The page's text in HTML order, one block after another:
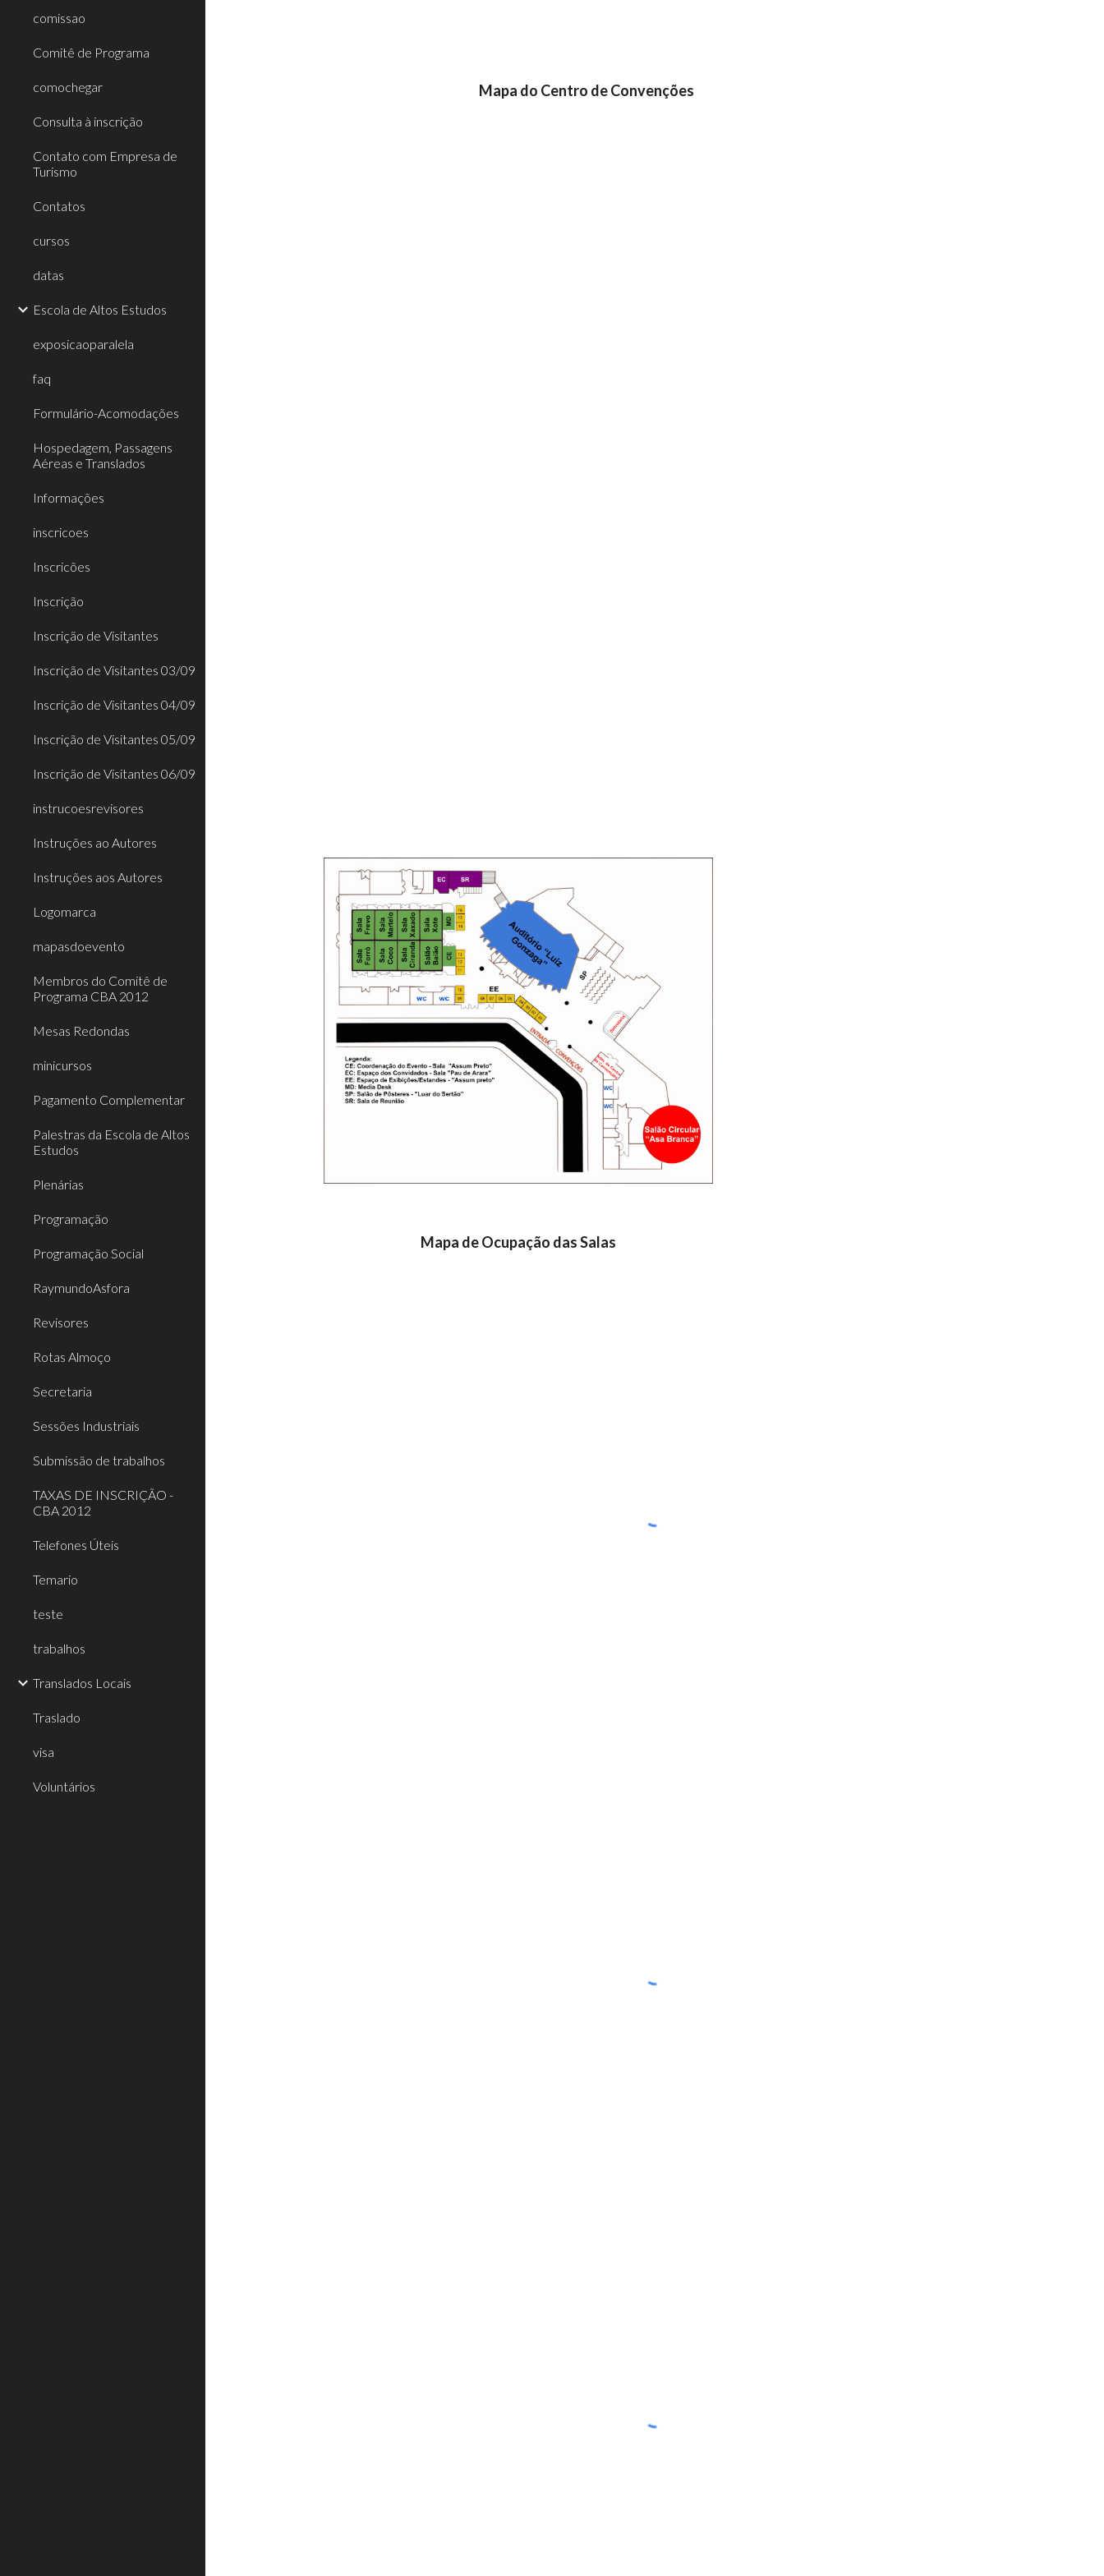
comissao
Comitê de Programa
comochegar
Consulta à inscrição
Contato com Empresa de
Turismo
Contatos
cursos
datas
Escola de Altos Estudos
exposicaoparalela
faq
Formulário-Acomodações
Hospedagem, Passagens
Aéreas e Translados
Informações
inscricoes
Inscricões
Inscrição
Inscrição de Visitantes
Inscrição de Visitantes 03/09
Inscrição de Visitantes 04/09
Inscrição de Visitantes 05/09
Inscrição de Visitantes 06/09
instrucoesrevisores
Instruções ao Autores
Instruções aos Autores
Logomarca
mapasdoevento
Membros do Comitê de
Programa CBA 2012
Mesas Redondas
minicursos
Pagamento Complementar
Palestras da Escola de Altos
Estudos
Plenárias
Programação
Programação Social
RaymundoAsfora
Revisores
Rotas Almoço
Secretaria
Sessões Industriais
Submissão de trabalhos
TAXAS DE INSCRIÇÃO -
CBA 2012
Telefones Úteis
Temario
teste
trabalhos
Translados Locais
Traslado
visa
Voluntários
Mapa do Centro de Convenções
Mapa de Ocupação das Salas